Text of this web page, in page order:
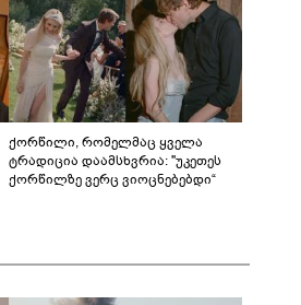
ქორწილი, რომელმაც ყველა
ტრადიცია დაამსხვრია: "უკეთეს
ქორწილზე ვერც ვიოცნებებდი“